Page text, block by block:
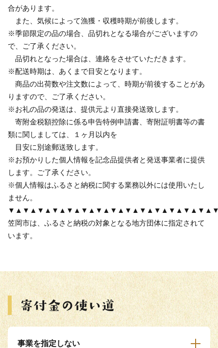
合があります。
また、気候によって漁獲・収穫時期が前後します。
※季節限定の品の場合、品切れとなる場合がございますの
で、ご了承ください。
品切れとなった場合は、連絡をさせていただきます。
※配送時期は、あくまで目安となります。
商品の出荷数や注文数によって、時期が前後することがあ
りますので、ご了承ください。
※お礼の品の発送は、提供元より直接発送致します。
寄附金税額控除に係る申告特例申請書、寄附証明書等の書
類に関しましては、１ヶ月以内を
目安に別途郵送致します。
※お預かりした個人情報を記念品提供者と発送事業者に提供
します。ご了承ください。
※個人情報はふるさと納税に関する業務以外には使用いたし
ません。
笠岡市は、ふるさと納税の対象となる地方団体に指定されて
います。
事業を指定しない